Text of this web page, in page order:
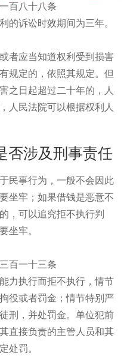
百八十八条
诉讼时效期间为三年。
应当知道权利受到损害
规定的，依照其规定。但
之日起超过二十年的，人
人民法院可以根据权利人
涉及刑事责任
事行为，一般不会因此
坐牢；如果借钱是恶意不
，可以追究拒不执行判
坐牢。
百一十三条
执行而拒不执行，情节
役或者罚金；情节特别严
刑，并处罚金。单位犯前
直接负责的主管人员和其
处罚。